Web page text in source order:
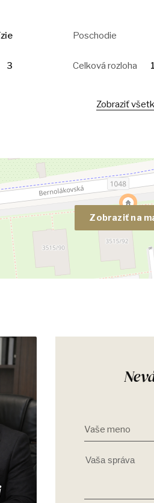
Poschodie
3 Celková rozloha
Zobraziť
Zobraziť na
Vaše meno